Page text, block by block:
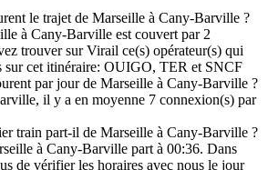
le trajet de Marseille à Cany-Barville ?
à Cany-Barville est couvert par 2
trouver sur Virail ce(s) opérateur(s) qui
sur cet itinéraire: OUIGO, TER et SNCF
par jour de Marseille à Cany-Barville ?
il y a en moyenne 7 connexion(s) par
train part-il de Marseille à Cany-Barville ?
à Cany-Barville part à 00:36. Dans
de vérifier les horaires avec nous le jour